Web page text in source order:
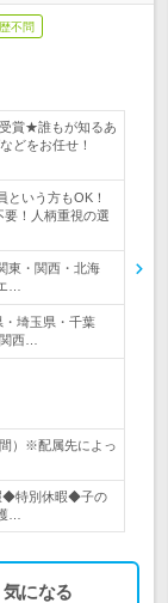
不問
賞★誰もが知るあ
どをお任せ！
という方もOK！
！人柄重視の選
東・関西・北海
…
・埼玉県・千葉
西…
）※配属先によっ
◆特別休暇◆子の
…
気になる